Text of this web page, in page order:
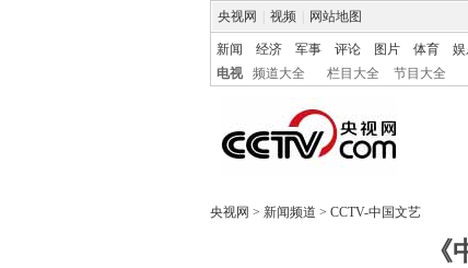
央视网 视频 网站地图
新闻 经济 军事 评论 图片 体育
电视
频道大全 栏目大全 节目大全
央视网 > 新闻频道 > CCTV-中国文艺